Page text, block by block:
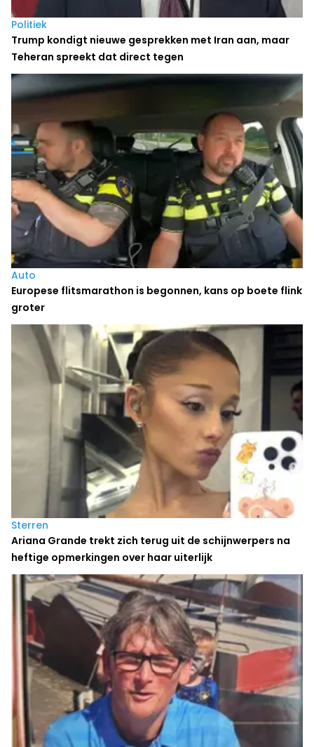
Politiek
Trump kondigt nieuwe gesprekken met Iran aan, maar
Teheran spreekt dat direct tegen
Auto
Europese flitsmarathon is begonnen, kans op boete flink
groter
Sterren
Ariana Grande trekt zich terug uit de schijnwerpers na
heftige opmerkingen over haar uiterlijk